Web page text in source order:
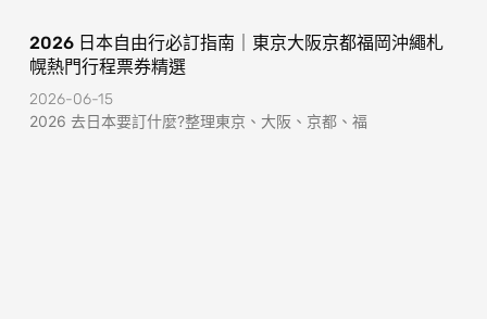
2026 日本自由行必訂指南｜東京大阪京都福岡沖繩札
幌熱門行程票券精選
2026-06-15
2026 去日本要訂什麼?整理東京、大阪、京都、福